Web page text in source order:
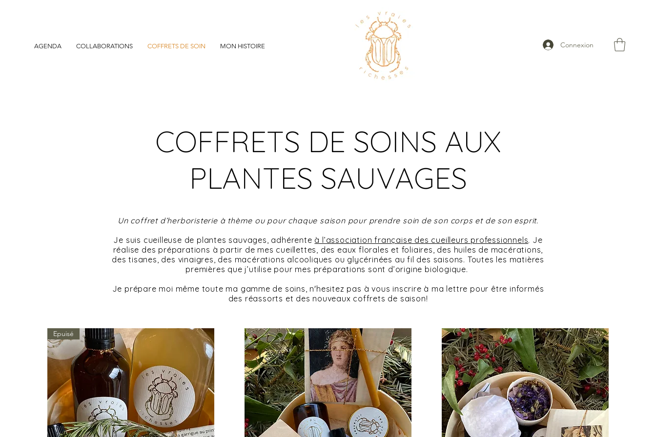
AGENDA COLLABORATIONS COFFRETS DE SOIN MON HISTOIRE Connexion
COFFRETS DE SOINS AUX
PLANTES SAUVAGES
Un coffret d’herboristerie à thème ou pour chaque saison pour prendre soin de son corps et de son esprit.
Je suis cueilleuse de plantes sauvages, adhérente à l’association française des cueilleurs professionnels. Je
réalise des préparations à partir de mes cueillettes, des eaux florales et foliaires, des huiles de macérations,
des tisanes, des vinaigres, des macérations alcooliques ou glycérinées au fil des saisons. Toutes les matières
premières que j’utilise pour mes préparations sont d’origine biologique.
Je prépare moi même toute ma gamme de soins, n'hesitez pas à vous inscrire à ma lettre pour être informés
des réassorts et des nouveaux coffrets de saison!
Epuisé